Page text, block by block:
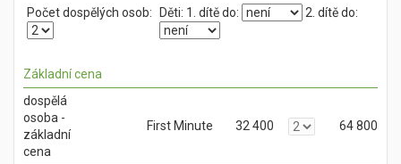
Počet dospělých osob: Děti: 1. dítě do: 2. dítě do:
Základní cena
dospělá
osoba -
základní
cena
First Minute 32 400 64 800